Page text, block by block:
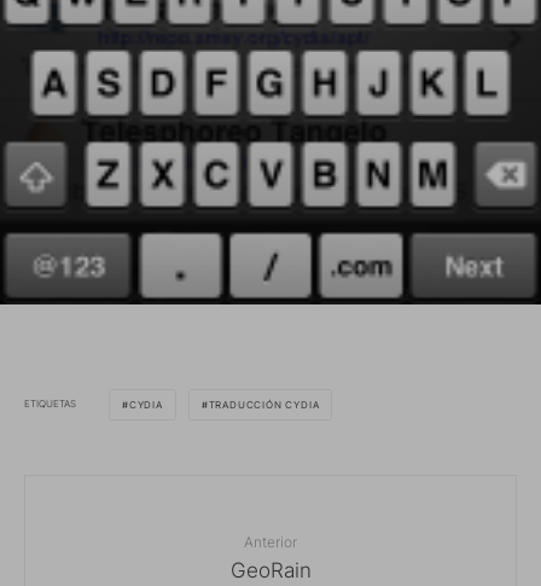
ETIQUETAS CYDIA TRADUCCIÓN CYDIA
Anterior
GeoRain